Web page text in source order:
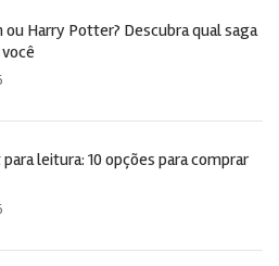
ou Harry Potter? Descubra qual saga
leitura: 10 opções para comprar